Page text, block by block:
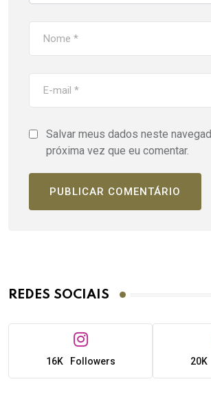
Salvar meus dados neste
próxima vez que eu comentar.
REDES SOCIAIS
16K Followers 20K